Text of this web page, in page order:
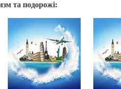
та подорожі: